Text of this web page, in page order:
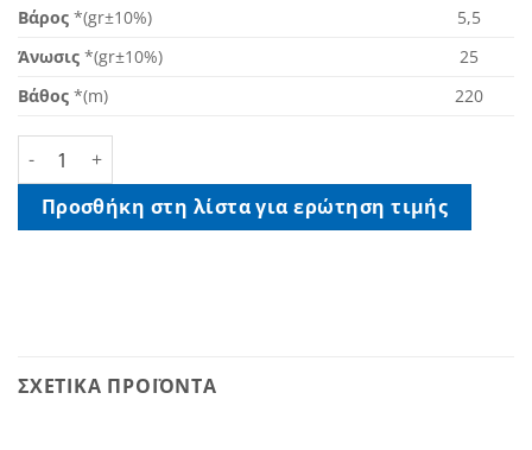
Βάρος *(gr±10%)
5,5
Άνωσις *(gr±10%)
25
Βάθος *(m) 220
ΒΒ 4.5 ποσότητα
Προσθήκη στη λίστα για ερώτηση τιμής
ΣΧΕΤΙΚΆ ΠΡΟΪΌΝΤΑ